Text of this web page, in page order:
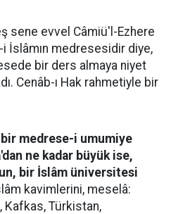
sene evvel Câmiü'l-Ezhere
İslâmın medresesidir diye,
bir ders almaya niyet
Cenâb-ı Hak rahmetiyle bir
medrese-i umumiye
ne kadar büyük ise,
bir İslâm üniversitesi
kavimlerini, meselâ:
Kafkas, Türkistan,